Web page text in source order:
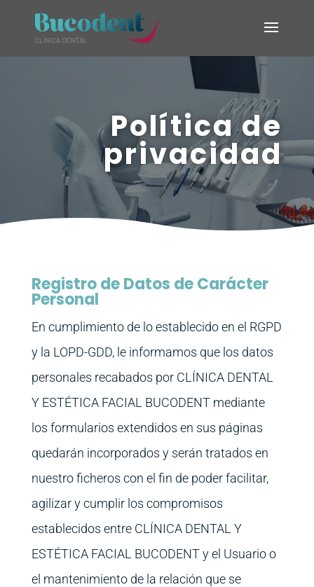
Política de
privacidad
Registro de Datos de Carácter
Personal
En cumplimiento de lo establecido en el RGPD
y la LOPD-GDD, le informamos que los datos
personales recabados por CLÍNICA DENTAL
Y ESTÉTICA FACIAL BUCODENT mediante
los formularios extendidos en sus páginas
quedarán incorporados y serán tratados en
nuestro ficheros con el fin de poder facilitar,
agilizar y cumplir los compromisos
establecidos entre CLÍNICA DENTAL Y
ESTÉTICA FACIAL BUCODENT y el Usuario o
el mantenimiento de la relación que se